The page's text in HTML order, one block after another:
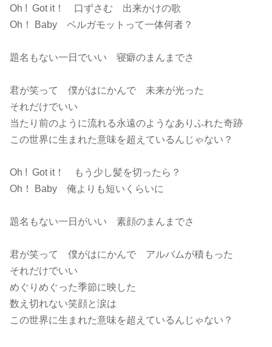
Oh ! Got it！ 口ずさむ 出来かけの歌
Oh！ Baby ベルガモットって一体何者？
題名もない一日でいい 寝癖のまんまでさ
君が笑って 僕がはにかんで 未来が光った
それだけでいい
当たり前のように流れる永遠のようなありふれた奇跡
この世界に生まれた意味を超えているんじゃない？
Oh ! Got it！ もう少し髪を切ったら？
Oh！ Baby 俺よりも短いくらいに
題名もない一日がいい 素顔のまんまでさ
君が笑って 僕がはにかんで アルバムが積もった
それだけでいい
めぐりめぐった季節に映した
数え切れない笑顔と涙は
この世界に生まれた意味を超えているんじゃない？